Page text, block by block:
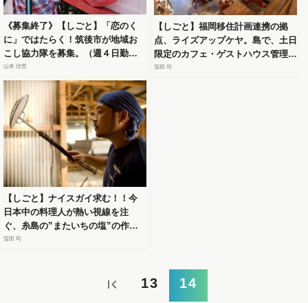
《募集終了》【しごと】「恋のく
に」ではたらく！筑後市が地域お
こし協力隊を募集。（週４日勤
務）
山本 佳世
【しごと】福岡移住計画連携の拠
点、ライズアップケヤ。島で、土日
限定のカフェ・ゲストハウス管理を
やりませんか？
窪田 司
【しごと】ナイスガイ求む！！今
日本中の料理人が熱い視線を注
ぐ、糸島の”またいちの塩”の作り
手を募集！！
窪田 司
first_page 13 14